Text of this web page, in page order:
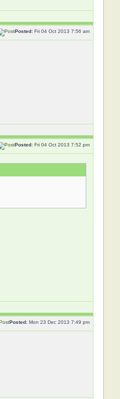
Posted:Fri 04 Oct 2013 7:56 am
Posted:Fri 04 Oct 2013 7:52 pm
Posted:Mon 23 Dec 2013 7:49 pm